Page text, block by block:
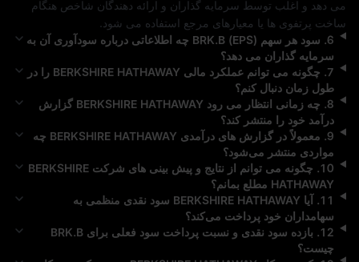
ساخت پرتفوی‌ ها یا معیارهای مرجع استفاده می‌ شود.
6
. سود هر سهم (EPS) BRK.B چه اطلاعاتی درباره سودآوری آن به
سرمایه‌ گذاران می‌ دهد؟
7
. چگونه می‌ توانم عملکرد مالی BERKSHIRE HATHAWAY را در
طول زمان دنبال کنم؟
8
. چه زمانی انتظار می‌ رود BERKSHIRE HATHAWAY گزارش
درآمد خود را منتشر کند؟
9
. معمولاً در گزارش‌ های درآمدی BERKSHIRE HATHAWAY چه
مواردی منتشر می‌شود؟
10
. چگونه می‌ توانم از نتایج و پیش‌ بینی‌ های شرکت BERKSHIRE
HATHAWAY مطلع بمانم؟
11
. آیا BERKSHIRE HATHAWAY سود نقدی منظمی به
سهامداران خود پرداخت می‌کند؟
12
. بازده سود نقدی و نسبت پرداخت سود فعلی برای BRK.B
چیست؟